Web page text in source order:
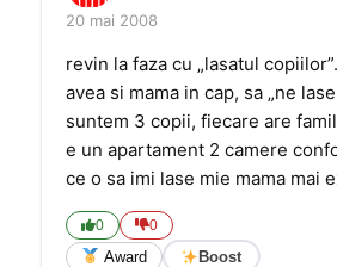
20 mai 2008
revin la faza cu „lasatul
avea si mama in cap, sa „ne lase
suntem 3 copii, fiecare are
e un apartament 2 camere
ce o sa imi lase mie mama mai
0 0
Award Boost